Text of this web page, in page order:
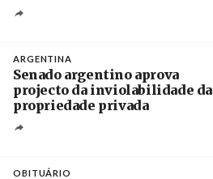
ARGENTINA
Senado argentino aprova
projecto da inviolabilidade da
propriedade privada
OBITUÁRIO